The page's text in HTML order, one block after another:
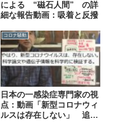
による “磁石人間” の詳
細な報告動画：吸着と反撥
コロナ騒動
日本の一感染症専門家の視
点：動画「新型コロナウィ
ルスは存在しない」 追